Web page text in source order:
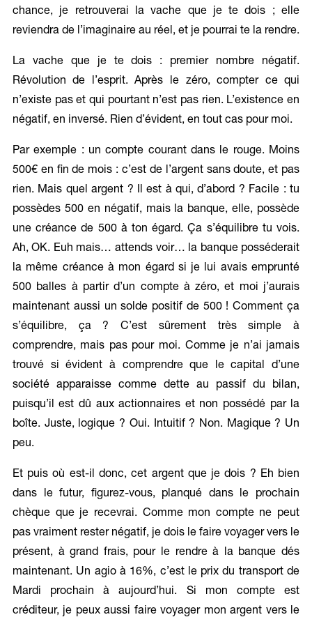
chance, je retrouverai la vache que je te dois ; elle
reviendra de l’imaginaire au réel, et je pourrai te la rendre.
La vache que je te dois : premier nombre négatif.
Révolution de l’esprit. Après le zéro, compter ce qui
n’existe pas et qui pourtant n’est pas rien. L’existence en
négatif, en inversé. Rien d’évident, en tout cas pour moi.
Par exemple : un compte courant dans le rouge. Moins
500€ en fin de mois : c’est de l’argent sans doute, et pas
rien. Mais quel argent ? Il est à qui, d’abord ? Facile : tu
possèdes 500 en négatif, mais la banque, elle, possède
une créance de 500 à ton égard. Ça s’équilibre tu vois.
Ah, OK. Euh mais… attends voir… la banque posséderait
la même créance à mon égard si je lui avais emprunté
500 balles à partir d’un compte à zéro, et moi j’aurais
maintenant aussi un solde positif de 500 ! Comment ça
s’équilibre, ça ? C’est sûrement très simple à
comprendre, mais pas pour moi. Comme je n’ai jamais
trouvé si évident à comprendre que le capital d’une
société apparaisse comme dette au passif du bilan,
puisqu’il est dû aux actionnaires et non possédé par la
boîte. Juste, logique ? Oui. Intuitif ? Non. Magique ? Un
peu.
Et puis où est-il donc, cet argent que je dois ? Eh bien
dans le futur, figurez-vous, planqué dans le prochain
chèque que je recevrai. Comme mon compte ne peut
pas vraiment rester négatif, je dois le faire voyager vers le
présent, à grand frais, pour le rendre à la banque dés
maintenant. Un agio à 16%, c’est le prix du transport de
Mardi prochain à aujourd’hui. Si mon compte est
créditeur, je peux aussi faire voyager mon argent vers le